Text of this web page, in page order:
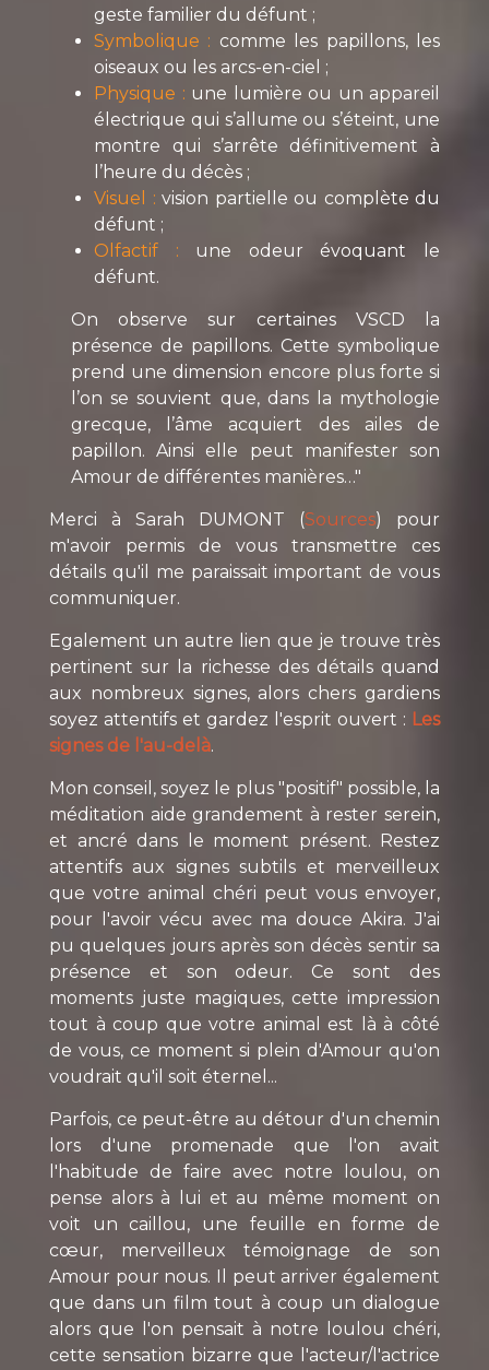
geste familier du défunt ;
Symbolique : comme les papillons, les
oiseaux ou les arcs-en-ciel ;
Physique : une lumière ou un appareil
électrique qui s’allume ou s’éteint, une
montre qui s’arrête définitivement à
l’heure du décès ;
Visuel : vision partielle ou complète du
défunt ;
Olfactif : une odeur évoquant le
défunt.
On observe sur certaines VSCD la
présence de papillons. Cette symbolique
prend une dimension encore plus forte si
l’on se souvient que, dans la mythologie
grecque, l’âme acquiert des ailes de
papillon. Ainsi elle peut manifester son
Amour de différentes manières…"
Merci à Sarah DUMONT (Sources) pour
m'avoir permis de vous transmettre ces
détails qu'il me paraissait important de vous
communiquer.
Egalement un autre lien que je trouve très
pertinent sur la richesse des détails quand
aux nombreux signes, alors chers gardiens
soyez attentifs et gardez l'esprit ouvert : Les
signes de l'au-delà.
Mon conseil, soyez le plus "positif" possible, la
méditation aide grandement à rester serein,
et ancré dans le moment présent. Restez
attentifs aux signes subtils et merveilleux
que votre animal chéri peut vous envoyer,
pour l'avoir vécu avec ma douce Akira. J'ai
pu quelques jours après son décès sentir sa
présence et son odeur. Ce sont des
moments juste magiques, cette impression
tout à coup que votre animal est là à côté
de vous, ce moment si plein d'Amour qu'on
voudrait qu'il soit éternel...
Parfois, ce peut-être au détour d'un chemin
lors d'une promenade que l'on avait
l'habitude de faire avec notre loulou, on
pense alors à lui et au même moment on
voit un caillou, une feuille en forme de
cœur, merveilleux témoignage de son
Amour pour nous. Il peut arriver également
que dans un film tout à coup un dialogue
alors que l'on pensait à notre loulou chéri,
cette sensation bizarre que l'acteur/l'actrice